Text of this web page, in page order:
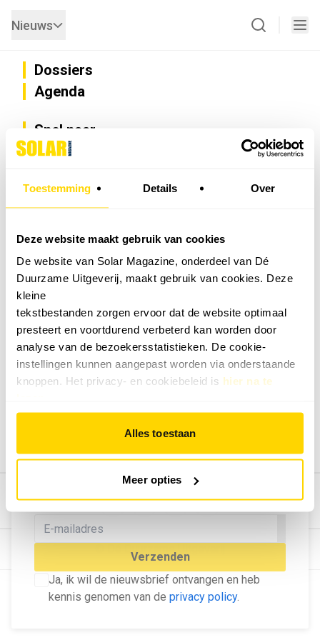
Toestemming Details Over
Deze website maakt gebruik van cookies
De website van Solar Magazine, onderdeel van Dé
Duurzame Uitgeverij, maakt gebruik van cookies. Deze
kleine
tekstbestanden zorgen ervoor dat de website optimaal
presteert en voortdurend verbeterd kan worden door
analyse van de bezoekersstatistieken. De cookie-
instellingen kunnen aangepast worden via onderstaande
knoppen. Het privacy- en cookiebeleid is hier na te
Alles toestaan
Meer opties
MELD U AAN VOOR ONZE
NIEUWSBRIEF
Blijf op de hoogte van het laatste nieuws!
Verzenden
Ja, ik wil de nieuwsbrief ontvangen en heb
kennis genomen van de privacy policy.
Nieuws
Dossiers
Agenda
Snel naar
Privacy
Nieuwsbrief
Vacatures
Installateurzoeker
Cookievoorkeuren wijzigen
English
Geef ons feedback
Vertel ons wat je van onze website vindt.
Tip de redactie
Bekijk hier de mogelijkheden.
© Dé Duurzame Uitgeverij